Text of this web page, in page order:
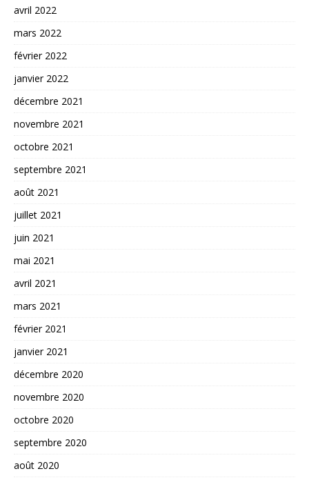
avril 2022
mars 2022
février 2022
janvier 2022
décembre 2021
novembre 2021
octobre 2021
septembre 2021
août 2021
juillet 2021
juin 2021
mai 2021
avril 2021
mars 2021
février 2021
janvier 2021
décembre 2020
novembre 2020
octobre 2020
septembre 2020
août 2020